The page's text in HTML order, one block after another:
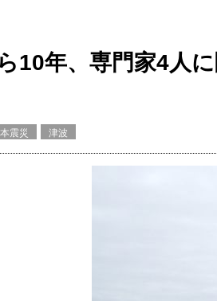
10年、専門家4人
震災 津波